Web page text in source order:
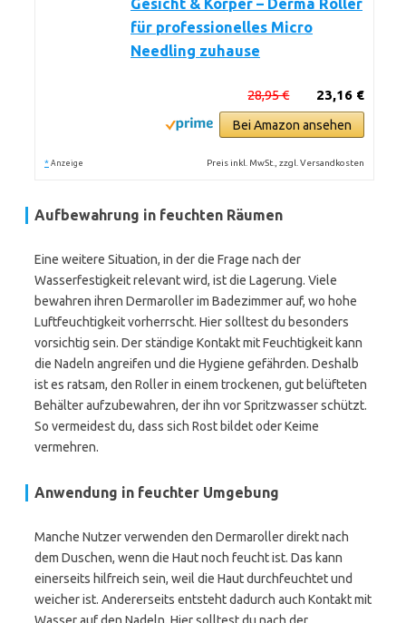
Gesicht & Körper – Derma Roller
für professionelles Micro
Needling zuhause
23,16 €
28,95 €
Bei Amazon ansehen
* Anzeige Preis inkl. MwSt., zzgl. Versandkosten
Aufbewahrung in feuchten Räumen
Eine weitere Situation, in der die Frage nach der
Wasserfestigkeit relevant wird, ist die Lagerung. Viele
bewahren ihren Dermaroller im Badezimmer auf, wo hohe
Luftfeuchtigkeit vorherrscht. Hier solltest du besonders
vorsichtig sein. Der ständige Kontakt mit Feuchtigkeit kann
die Nadeln angreifen und die Hygiene gefährden. Deshalb
ist es ratsam, den Roller in einem trockenen, gut belüfteten
Behälter aufzubewahren, der ihn vor Spritzwasser schützt.
So vermeidest du, dass sich Rost bildet oder Keime
vermehren.
Anwendung in feuchter Umgebung
Manche Nutzer verwenden den Dermaroller direkt nach
dem Duschen, wenn die Haut noch feucht ist. Das kann
einerseits hilfreich sein, weil die Haut durchfeuchtet und
weicher ist. Andererseits entsteht dadurch auch Kontakt mit